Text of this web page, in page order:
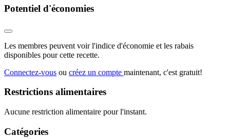
Potentiel d'économies
Les membres peuvent voir l'indice d'économie et les rabais
disponibles pour cette recette.
Connectez-vous ou créez un compte maintenant, c'est gratuit!
Restrictions alimentaires
Aucune restriction alimentaire pour l'instant.
Catégories